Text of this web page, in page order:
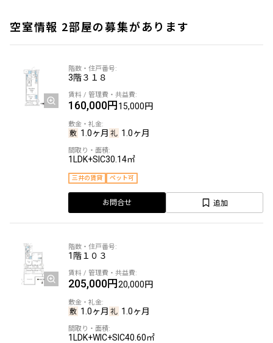
空室情報 2部屋の募集があります
3階３１８
160,000円15,000円
1.0ヶ月 1.0ヶ月
1LDK+SIC30.14㎡
三井の賃貸 ペット可
お問合せ 追加
1階 １０３
205,000円20,000円
1.0ヶ月 1.0ヶ月
1LDK+WIC+SIC40.60㎡